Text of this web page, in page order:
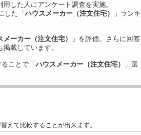
用した 人にアンケート調査を実施。
した「ハウスメーカー（注文住宅）
」ランキ
メーカー（注文住宅）
」を評価。さらに回答
載しています。
ることで「ハウスメーカー（注文住宅）
」選
えて比較することが出来ます。